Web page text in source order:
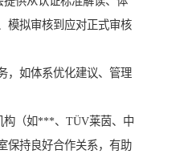
模拟审核到应对正式审核
，如体系优化建议、管理
构（如***、TÜV莱茵、中
保持良好合作关系，有助